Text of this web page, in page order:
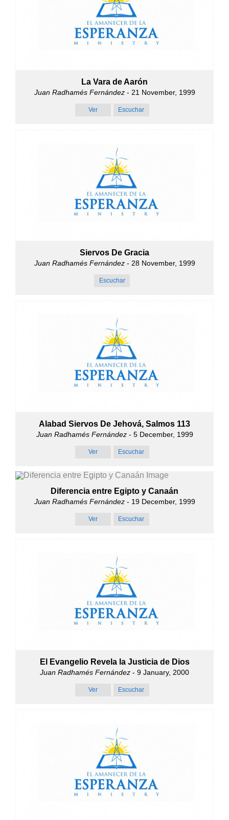
La Vara de Aarón
Juan Radhamés Fernández- 21 November, 1999
Ver Escuchar
Siervos De Gracia
Juan Radhamés Fernández- 28 November, 1999
Escuchar
Alabad Siervos De Jehová, Salmos 113
Juan Radhamés Fernández- 5 December, 1999
Ver Escuchar
Diferencia entre Egipto y Canaán
Juan Radhamés Fernández- 19 December, 1999
Ver Escuchar
El Evangelio Revela la Justicia de Dios
Juan Radhamés Fernández - 9 January, 2000
Ver Escuchar